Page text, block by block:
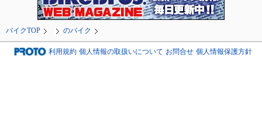
バイクTOP のバイク
利用規約 個人情報の取扱いについて お問合せ 個人情報保護方針